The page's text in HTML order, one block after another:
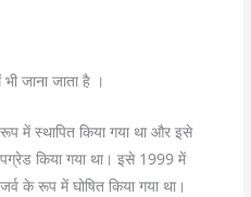
भी जाना जाता है ।
में स्थापित किया गया था और इसे
किया गया था। इसे 1999 में
के रूप में घोषित किया गया था।